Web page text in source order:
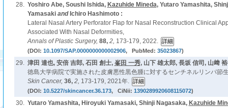
28. Yoshiro Abe, Soushi Ishida, Kazuhide Mineda, Yutaro Yamashita,
Yamasakiand Ichiro Hashimoto :
Lateral Nasal Artery Perforator Flap for Nasal Reconstruction Clinical
Associated With Nasal Deformities,
Annals of Plastic Surgery, 88, 2, 173-179, 2022.
(DOI: 10.1097/SAP.0000000000002906, PubMed: 35023867)
29. 津田 達也, 安倍 吉郎, 石田 創士, 峯田 一秀, 山下 雄太郎, 長坂 信司, 山﨑
徳島大学病院で実施された皮膚悪性黒色腫に対するセンチネルリンパ節
Skin Cancer, 36, 2, 173-179, 2021年.
(DOI: 10.5227/skincancer.36.173, CiNii: 1390289920608115072)
30. Yutaro Yamashita, Hiroyuki Yamasaki, Shinji Nagasaka, Kazuhide